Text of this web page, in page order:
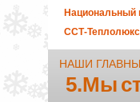
Национальный
ССТ-
НАШИ
5.Мы